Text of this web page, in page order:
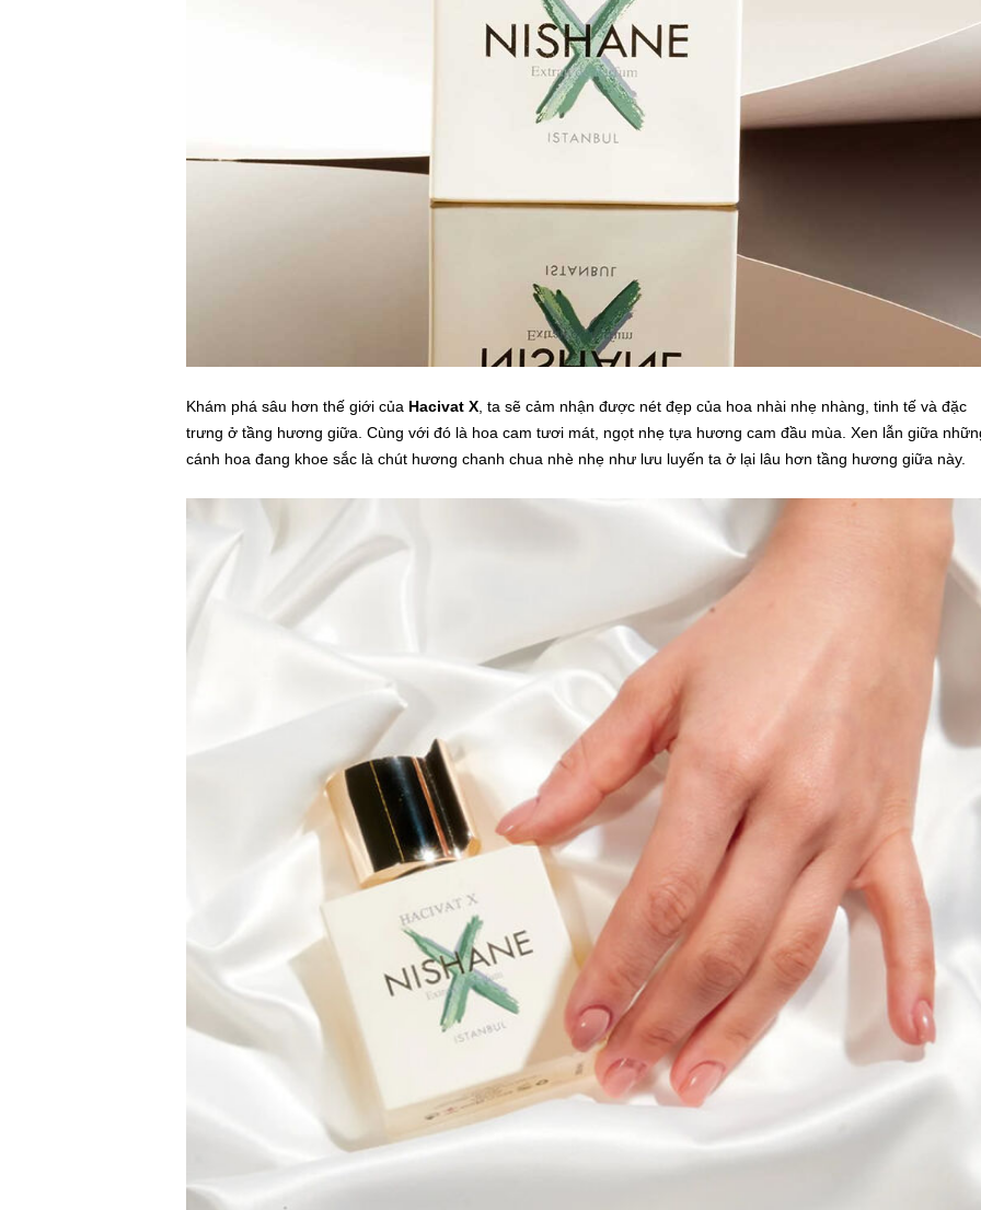
Khám phá sâu hơn thế giới của Hacivat X , ta sẽ cảm nhận được nét đẹp của hoa nhài nhẹ nhàng, tinh tế và đặc
trưng ở tầng hương giữa. Cùng với đó là hoa cam tươi mát, ngọt nhẹ tựa hương cam đầu mùa. Xen lẫn giữa
cánh hoa đang khoe sắc là chút hương chanh chua nhè nhẹ như lưu luyến ta ở lại lâu hơn tầng hương giữa này.